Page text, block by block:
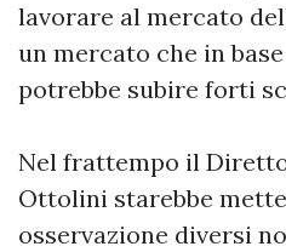
lavorare al mercato
un mercato che in
potrebbe subire forti
Nel frattempo il
Ottolini starebbe
osservazione diversi